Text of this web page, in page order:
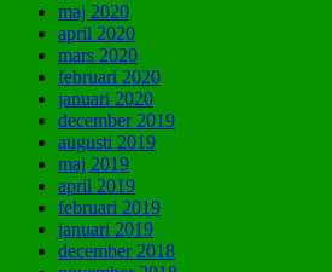
maj 2020
april 2020
mars 2020
februari 2020
januari 2020
december 2019
augusti 2019
maj 2019
april 2019
februari 2019
januari 2019
december 2018